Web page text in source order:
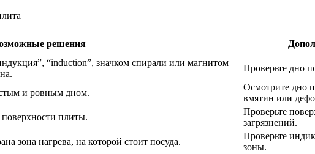
решения
“induction”, значком спирали или магнитом
Проверьте дно
и ровным дном.
Осмотрите дно
вмятин или
поверхности плиты.
Проверьте
загрязнений.
зона нагрева, на которой стоит посуда.
Проверьте
зоны.